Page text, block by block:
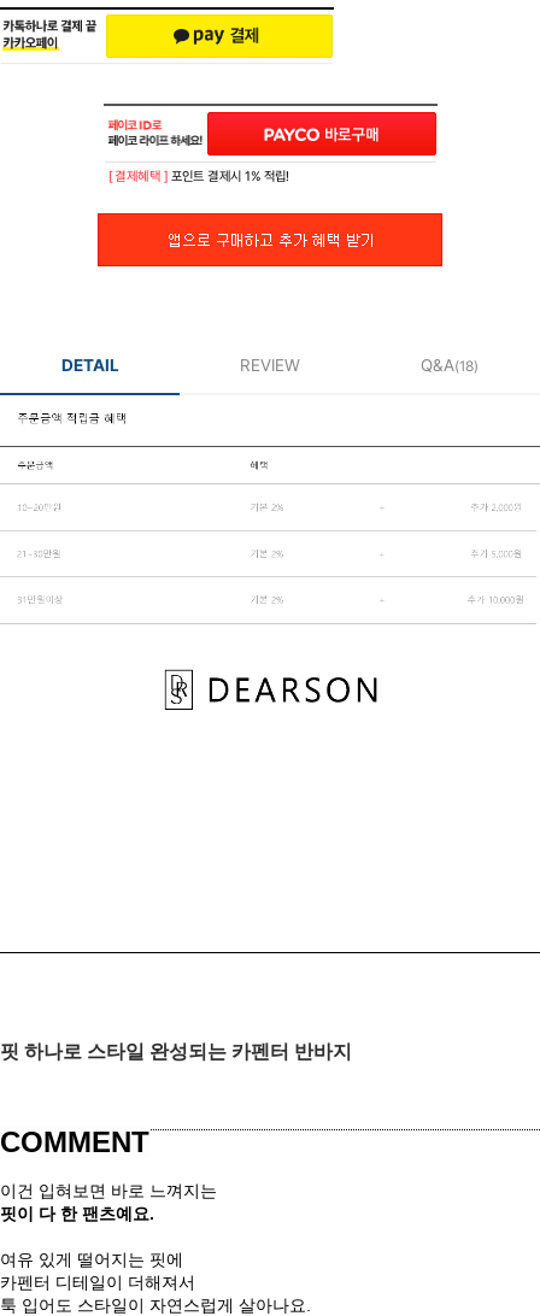
페이코 ID로 페
[ 결제혜택 ] 포인트 결제시 1% 적립!
DETAIL REVIEW Q&A(18)
핏 하나로 스타일 완성되는 카펜터 반바지
COMMENT
이건 입혀보면 바로 느껴지는
핏이 다 한 팬츠예요.
여유 있게 떨어지는 핏에
카펜터 디테일이 더해져서
툭 입어도 스타일이 자연스럽게 살아나요.